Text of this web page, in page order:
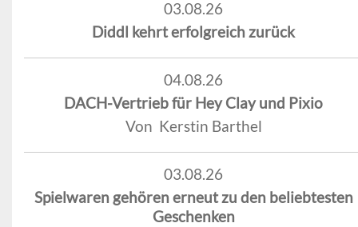
03.08.26
Diddl kehrt erfolgreich zurück
04.08.26
DACH-Vertrieb für Hey Clay und Pixio
Von Kerstin Barthel
03.08.26
Spielwaren gehören erneut zu den beliebtesten
Geschenken